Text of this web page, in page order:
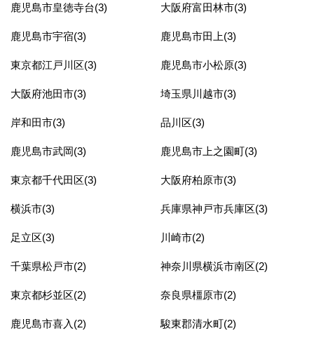
鹿児島市皇徳寺台(3) 大阪府富田林市(3)
鹿児島市宇宿(3) 鹿児島市田上(3)
東京都江戸川区(3) 鹿児島市小松原(3)
大阪府池田市(3) 埼玉県川越市(3)
岸和田市(3) 品川区(3)
鹿児島市武岡(3) 鹿児島市上之園町(3)
東京都千代田区(3) 大阪府柏原市(3)
横浜市(3) 兵庫県神戸市兵庫区(3)
足立区(3) 川崎市(2)
千葉県松戸市(2) 神奈川県横浜市南区(2)
東京都杉並区(2) 奈良県橿原市(2)
鹿児島市喜入(2) 駿東郡清水町(2)